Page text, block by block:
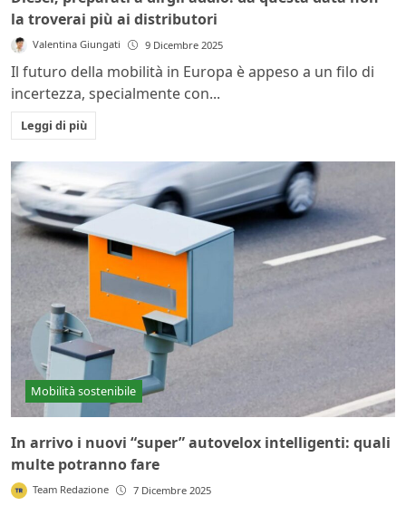
la troverai più ai distributori
Valentina Giungati 9 Dicembre 2025
Il futuro della mobilità in Europa è appeso a un filo di
incertezza, specialmente con...
Leggi di più
Mobilità sostenibile
In arrivo i nuovi “super” autovelox intelligenti: quali
multe potranno fare
Team Redazione 7 Dicembre 2025